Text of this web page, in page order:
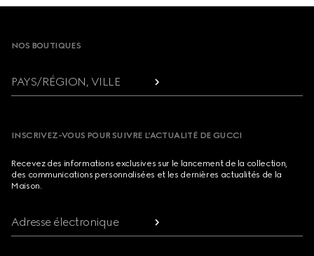
NOS BOUTIQUES
PAYS/RÉGION, VILLE
INSCRIVEZ-VOUS POUR SUIVRE L’ACTUALITÉ DE GUCCI
Recevez des informations exclusives sur le lancement de la collection,
des communications personnalisées et les dernières actualités de la
Maison.
Adresse électronique